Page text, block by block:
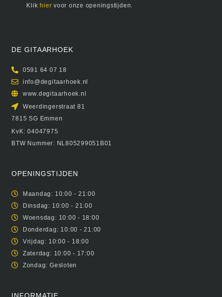
Klikhier voor onze openingstijden.
DE GITAARHOEK
0591 64 07 18
info@degitaarhoek.nl
www.degitaarhoek.nl
Weerdingerstraat 81
7815 SG Emmen
KvK: 04047975
BTW Nummer: NL805299051B01
OPENINGSTIJDEN
Maandag: 10:00 - 21:00
Dinsdag: 10:00 - 21:00
Woensdag: 10:00 - 18:00
Donderdag: 10:00 - 21:00
Vrijdag: 10:00 - 18:00
Zaterdag: 10:00 - 17:00
Zondag: Gesloten
INFORMATIE